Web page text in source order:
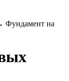
Фундамент на